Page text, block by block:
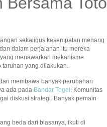
sekaligus kesempatan menang
dalam perjalanan itu mereka
yang menawarkan mekanisme
yang dilakukan.
membawa banyak perubahan
ada pada Bandar Togel . Komunitas
diskusi strategi. Banyak pemain
beda dari biasanya, ikuti di